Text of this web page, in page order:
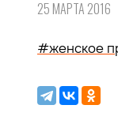
25 МАРТА 2016
#женское